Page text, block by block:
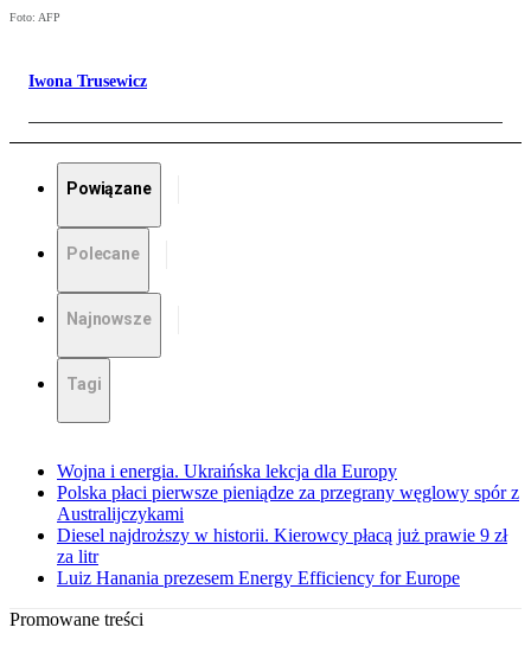
Foto: AFP
Iwona Trusewicz
Powiązane
Polecane
Najnowsze
Tagi
Wojna i energia. Ukraińska lekcja dla Europy
Polska płaci pierwsze pieniądze za przegrany węglowy spór z
Australijczykami
Diesel najdroższy w historii. Kierowcy płacą już prawie 9 zł
za litr
Luiz Hanania prezesem Energy Efficiency for Europe
Promowane treści